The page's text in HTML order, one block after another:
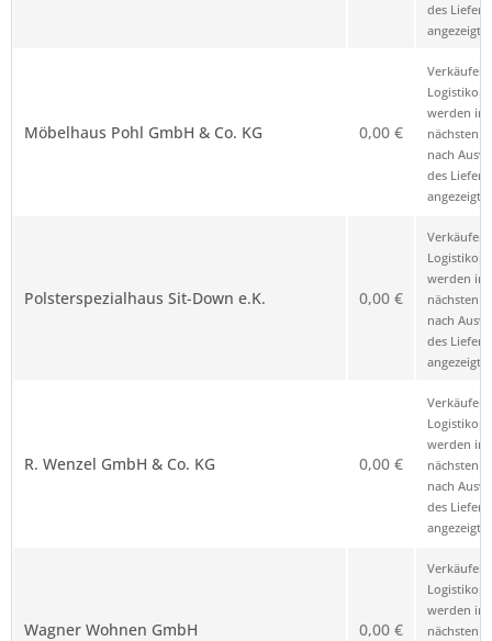
des
angezeigt.
Möbelhaus Pohl GmbH & Co. KG 0,00 €
Verkäufer
werden im
nächsten
nach
des
angezeigt.
Polsterspezialhaus Sit-Down e.K. 0,00 €
Verkäufer
werden im
nächsten
nach
des
angezeigt.
R. Wenzel GmbH & Co. KG 0,00 €
Verkäufer
werden im
nächsten
nach
des
angezeigt.
Wagner Wohnen GmbH 0,00 €
Verkäufer
werden im
nächsten